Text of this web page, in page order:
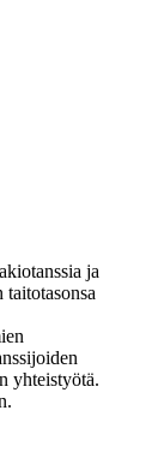
ja
taitotasonsa
yhteistyötä.